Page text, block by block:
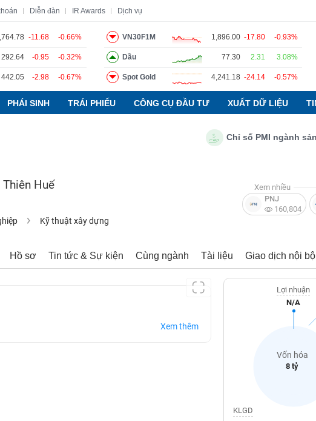
Diễn đàn IR Awards Dịch vụ
-11.68 -0.66%
292.64 -0.95 -0.32%
442.05 -2.98 -0.67%
VN30F1M 1,896.00 -17.80 -0.93%
Dầu 77.30 2.31 3.08%
Spot Gold 4,241.18 -24.14 -0.57%
PHÁI SINH TRÁI PHIẾU CÔNG CỤ ĐẦU TƯ XUẤT DỮ LIỆU
Chỉ số PMI ngành sản
Huế
Kỹ thuật xây dựng
Xem nhiều
PNJ
160,804
Hồ sơ Tin tức & Sự kiện Cùng ngành Tài liệu Giao dịch nội bộ
Xem thêm
Vốn hóa
8 tỷ
Lợi nhuận
N/A
KLGD
Báo cáo phân tích Thuật ngữ